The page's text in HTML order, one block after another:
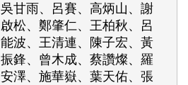
吳甘雨、呂賽、高炳山、謝
啟松、鄭肇仁、王柏秋、呂
能波、王清連、陳子宏、黃
振鋒、曾木成、蔡讚燦、羅
安澤、施華嶽、葉天佑、張